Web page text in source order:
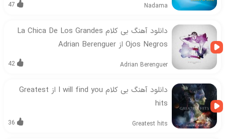
Nadama
47
دانلود آهنگ بی کلام La Chica De Los Grandes
Ojos Negros از Adrian Berenguer
Adrian Berenguer
42
دانلود آهنگ بی کلام I will find you از Greatest
hits
Greatest hits
36